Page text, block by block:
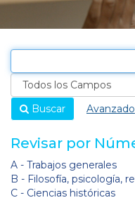
Buscar Avanzado
Revisar por
A - Trabajos generales
B - Filosofía, psicología,
C - Ciencias históricas